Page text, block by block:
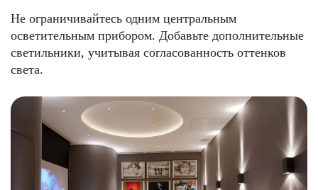
Не ограничивайтесь одним центральным
осветительным прибором. Добавьте дополнительные
светильники, учитывая согласованность оттенков
света.